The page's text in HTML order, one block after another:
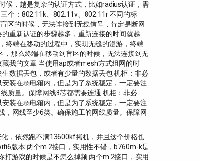
候，越是复杂的认证方式，比如radius认证，需
个：802.11k、802.11v、802.11r 不同的标
区的时候，无法连接到无线信号，肯定是断网
重新认证的步骤越多，重新连接的时间就越
终端在移动的过程中，实现无缝的漫游，终端
那么终端在移动到盲区的时候，无法连接到无
我的文章 当使用ap或者mesh方式组网的时
数据丢包，或者有少量的数据丢包 机柜：非必
装在弱电箱内，但是为了系统稳定，一定要注
质量。保障网线8芯都需要连通 机柜：非必
装在弱电箱内，但是为了系统稳定，一定要注
，网线至少6类。确保施工的网线质量。保障网
，依然跑不满13600kf拷机，并且这个价格也
版本 两个m.2接口，实用性不错，b760m-k是
游戏的时候是不怎么掉频 两个m.2接口，实用